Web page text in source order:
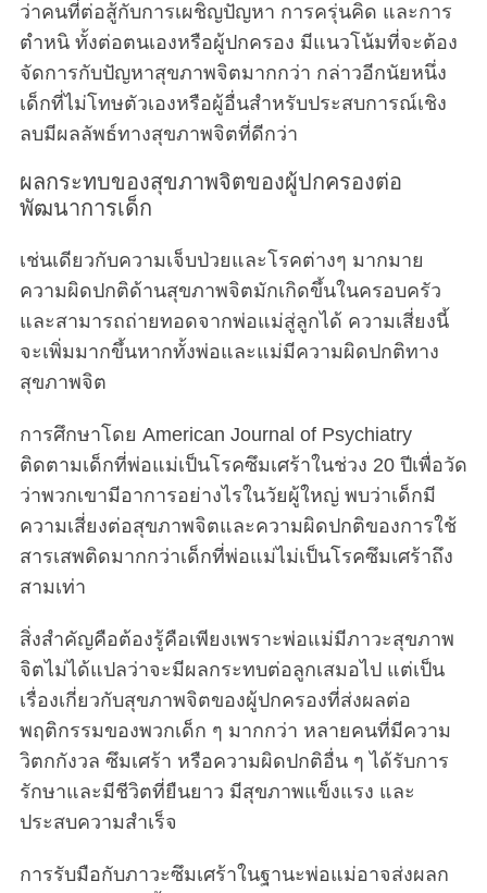
ว่าคนที่ต่อสู้กับการเผชิญปัญหา การครุ่นคิด และการ
ตำหนิ ทั้งต่อตนเองหรือผู้ปกครอง มีแนวโน้มที่จะต้อง
จัดการกับปัญหาสุขภาพจิตมากกว่า กล่าวอีกนัยหนึ่ง
เด็กที่ไม่โทษตัวเองหรือผู้อื่นสำหรับประสบการณ์เชิง
ลบมีผลลัพธ์ทางสุขภาพจิตที่ดีกว่า
ผลกระทบของสุขภาพจิตของผู้ปกครองต่อ
พัฒนาการเด็ก
เช่นเดียวกับความเจ็บป่วยและโรคต่างๆ มากมาย
ความผิดปกติด้านสุขภาพจิตมักเกิดขึ้นในครอบครัว
และสามารถถ่ายทอดจากพ่อแม่สู่ลูกได้ ความเสี่ยงนี้
จะเพิ่มมากขึ้นหากทั้งพ่อและแม่มีความผิดปกติทาง
สุขภาพจิต
การศึกษาโดย American Journal of Psychiatry
ติดตามเด็กที่พ่อแม่เป็นโรคซึมเศร้าในช่วง 20 ปีเพื่อวัด
ว่าพวกเขามีอาการอย่างไรในวัยผู้ใหญ่ พบว่าเด็กมี
ความเสี่ยงต่อสุขภาพจิตและความผิดปกติของการใช้
สารเสพติดมากกว่าเด็กที่พ่อแม่ไม่เป็นโรคซึมเศร้าถึง
สามเท่า
สิ่งสำคัญคือต้องรู้คือเพียงเพราะพ่อแม่มีภาวะสุขภาพ
จิตไม่ได้แปลว่าจะมีผลกระทบต่อลูกเสมอไป แต่เป็น
เรื่องเกี่ยวกับสุขภาพจิตของผู้ปกครองที่ส่งผลต่อ
พฤติกรรมของพวกเด็ก ๆ มากกว่า หลายคนที่มีความ
วิตกกังวล ซึมเศร้า หรือความผิดปกติอื่น ๆ ได้รับการ
รักษาและมีชีวิตที่ยืนยาว มีสุขภาพแข็งแรง และ
ประสบความสำเร็จ
การรับมือกับภาวะซึมเศร้าในฐานะพ่อแม่อาจส่งผลก